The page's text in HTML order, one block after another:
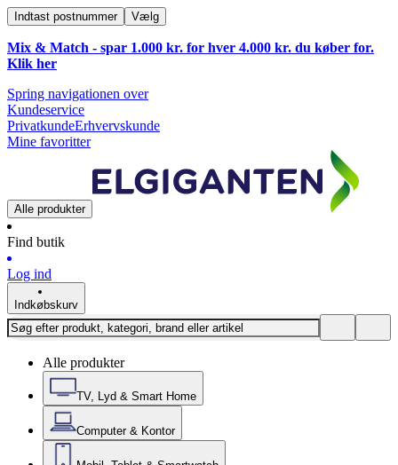
Indtast postnummer Vælg
Mix & Match - spar 1.000 kr. for hver 4.000 kr. du køber for.
Klik her
Spring navigationen over
Kundeservice
PrivatkundeErhvervskunde
Mine favoritter
Alle produkter
Find butik
Log ind
Indkøbskurv
Alle produkter
TV, Lyd & Smart Home
Computer & Kontor